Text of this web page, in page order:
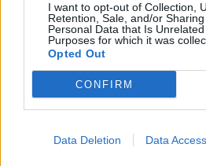
I want to opt-out of Collection,
Retention, Sale, and/or
Personal Data that Is
Purposes for which it was
Opted Out
CONFIRM
Data Deletion Data Access